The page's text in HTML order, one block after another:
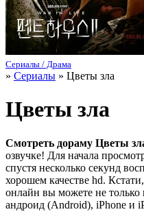
Сериалы / Драма
» Сериалы » Цветы зла
Цветы зла
Смотреть дораму Цветы
озвучке! Для начала
спустя несколько секунд
хорошем качестве hd.
онлайн вы можете не
андроид (Android), iPhone и